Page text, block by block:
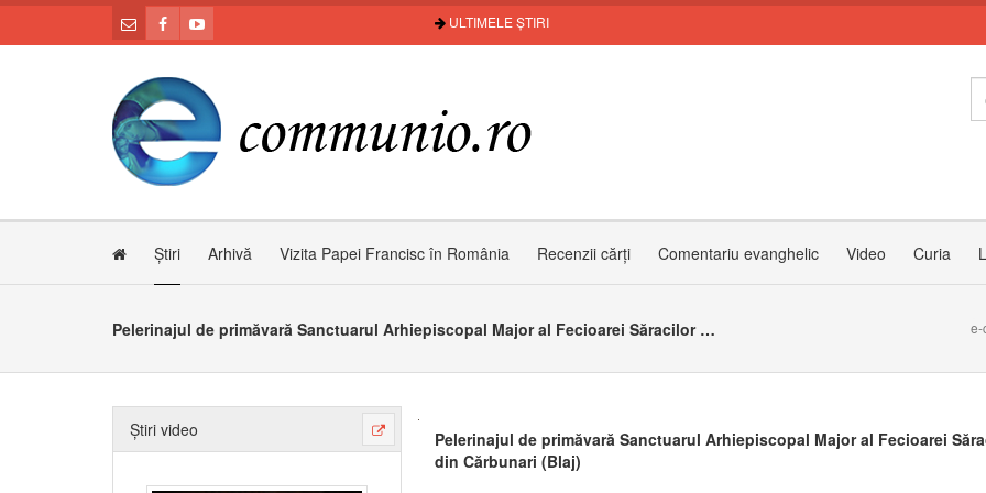
ULTIMELE ȘTIRI
Știri Arhivă Vizita Papei Francisc în România Recenzii cărți Comentariu evanghelic Video Curia
Pelerinajul de primăvară Sanctuarul Arhiepiscopal Major al Fecioarei Săracilor din Cărbunari (Blaj) e-
Știri video
Pelerinajul de primăvară Sanctuarul Arhiepiscopal Major al Fecioarei
din Cărbunari (Blaj)